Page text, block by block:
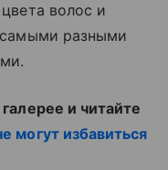
волос и
самыми разными
и читайте
могут избавиться